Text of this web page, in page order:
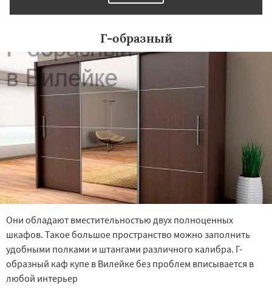
Г-образный
Они обладают вместительностью двух полноценных
шкафов. Такое большое пространство можно заполнить
удобными полками и штангами различного калибра. Г-
образный каф купе в Вилейке без проблем вписывается в
любой интерьер